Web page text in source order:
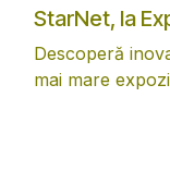
StarNet, la
Descoperă
mai mare